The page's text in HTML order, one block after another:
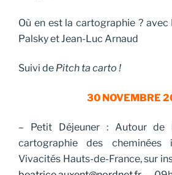
Où en est la cartographie ? avec
Palsky et Jean-Luc Arnaud
Suivi de Pitch ta carto !
30 NOVEMBRE
– Petit Déjeuner : Autour de
cartographie des cheminées
Vivacités Hauts-de-France, sur